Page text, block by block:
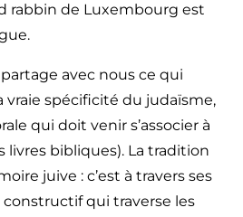
rabbin de Luxembourg est
avec nous ce qui
vraie spécificité du judaïsme,
qui doit venir s’associer à
livres bibliques). La tradition
juive : c’est à travers ses
constructif qui traverse les